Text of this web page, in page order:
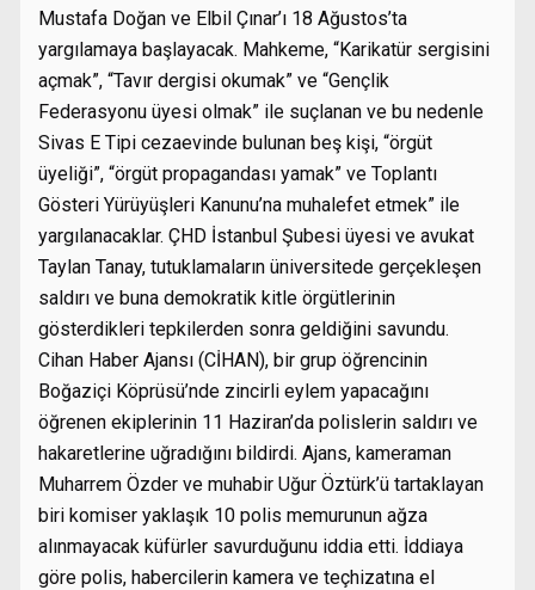
Mustafa Doğan ve Elbil Çınar’ı 18 Ağustos’ta
yargılamaya başlayacak. Mahkeme, “Karikatür sergisini
açmak”, “Tavır dergisi okumak” ve “Gençlik
Federasyonu üyesi olmak” ile suçlanan ve bu nedenle
Sivas E Tipi cezaevinde bulunan beş kişi, “örgüt
üyeliği”, “örgüt propagandası yamak” ve Toplantı
Gösteri Yürüyüşleri Kanunu’na muhalefet etmek” ile
yargılanacaklar. ÇHD İstanbul Şubesi üyesi ve avukat
Taylan Tanay, tutuklamaların üniversitede gerçekleşen
saldırı ve buna demokratik kitle örgütlerinin
gösterdikleri tepkilerden sonra geldiğini savundu.
Cihan Haber Ajansı (CİHAN), bir grup öğrencinin
Boğaziçi Köprüsü’nde zincirli eylem yapacağını
öğrenen ekiplerinin 11 Haziran’da polislerin saldırı ve
hakaretlerine uğradığını bildirdi. Ajans, kameraman
Muharrem Özder ve muhabir Uğur Öztürk’ü tartaklayan
biri komiser yaklaşık 10 polis memurunun ağza
alınmayacak küfürler savurduğunu iddia etti. İddiaya
göre polis, habercilerin kamera ve teçhizatına el